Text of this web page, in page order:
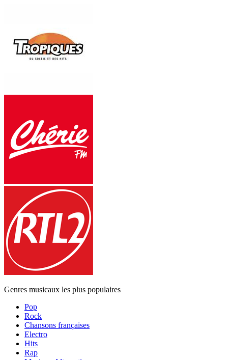
Genres musicaux les plus populaires
Pop
Rock
Chansons françaises
Electro
Hits
Rap